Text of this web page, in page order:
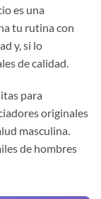
es una
tu rutina con
y, si lo
de calidad.
para
originales
masculina.
de hombres